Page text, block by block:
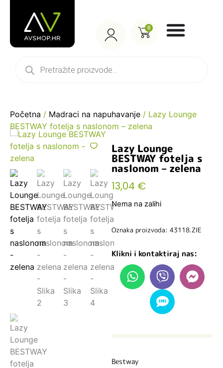
0
Početna / Madraci na napuhavanje / Lazy Lounge
BESTWAY fotelja s naslonom – zelena
Lazy Lounge
BESTWAY fotelja s
naslonom – zelena
13,04 €
Nema na zalihi
Oznaka proizvoda: 43118.ZIE
Klikni i kontaktiraj nas:
Bestway